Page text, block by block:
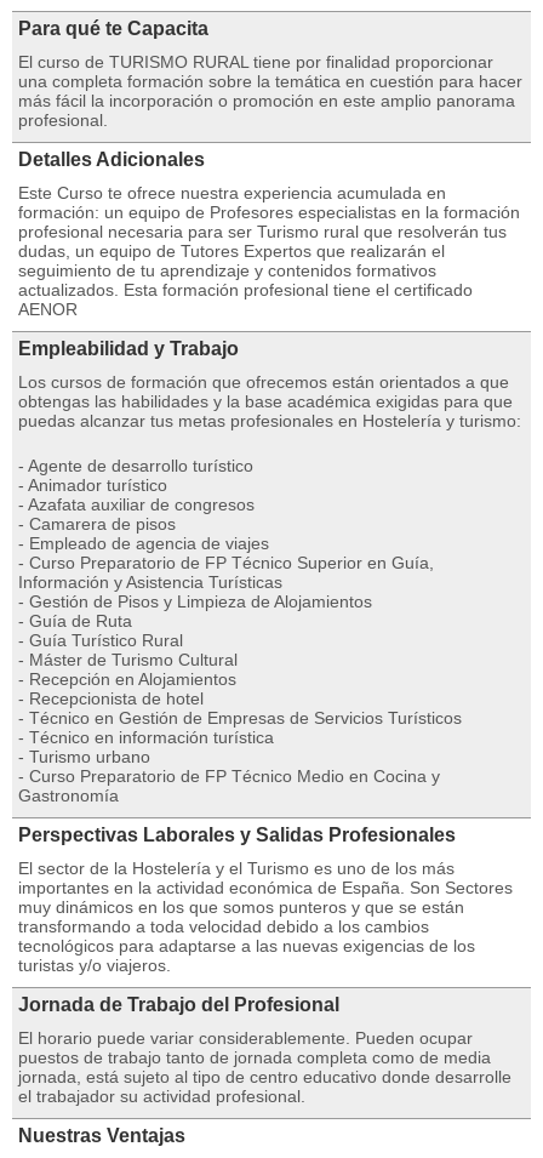
Para qué te Capacita
El curso de TURISMO RURAL tiene por finalidad proporcionar
una completa formación sobre la temática en cuestión para hacer
más fácil la incorporación o promoción en este amplio panorama
profesional.
Detalles Adicionales
Este Curso te ofrece nuestra experiencia acumulada en
formación: un equipo de Profesores especialistas en la formación
profesional necesaria para ser Turismo rural que resolverán tus
dudas, un equipo de Tutores Expertos que realizarán el
seguimiento de tu aprendizaje y contenidos formativos
actualizados. Esta formación profesional tiene el certificado
AENOR
Empleabilidad y Trabajo
Los cursos de formación que ofrecemos están orientados a que
obtengas las habilidades y la base académica exigidas para que
puedas alcanzar tus metas profesionales en Hostelería y turismo:
- Agente de desarrollo turístico
- Animador turístico
- Azafata auxiliar de congresos
- Camarera de pisos
- Empleado de agencia de viajes
- Curso Preparatorio de FP Técnico Superior en Guía,
Información y Asistencia Turísticas
- Gestión de Pisos y Limpieza de Alojamientos
- Guía de Ruta
- Guía Turístico Rural
- Máster de Turismo Cultural
- Recepción en Alojamientos
- Recepcionista de hotel
- Técnico en Gestión de Empresas de Servicios Turísticos
- Técnico en información turística
- Turismo urbano
- Curso Preparatorio de FP Técnico Medio en Cocina y
Gastronomía
Perspectivas Laborales y Salidas Profesionales
El sector de la Hostelería y el Turismo es uno de los más
importantes en la actividad económica de España. Son Sectores
muy dinámicos en los que somos punteros y que se están
transformando a toda velocidad debido a los cambios
tecnológicos para adaptarse a las nuevas exigencias de los
turistas y/o viajeros.
Jornada de Trabajo del Profesional
El horario puede variar considerablemente. Pueden ocupar
puestos de trabajo tanto de jornada completa como de media
jornada, está sujeto al tipo de centro educativo donde desarrolle
el trabajador su actividad profesional.
Nuestras Ventajas